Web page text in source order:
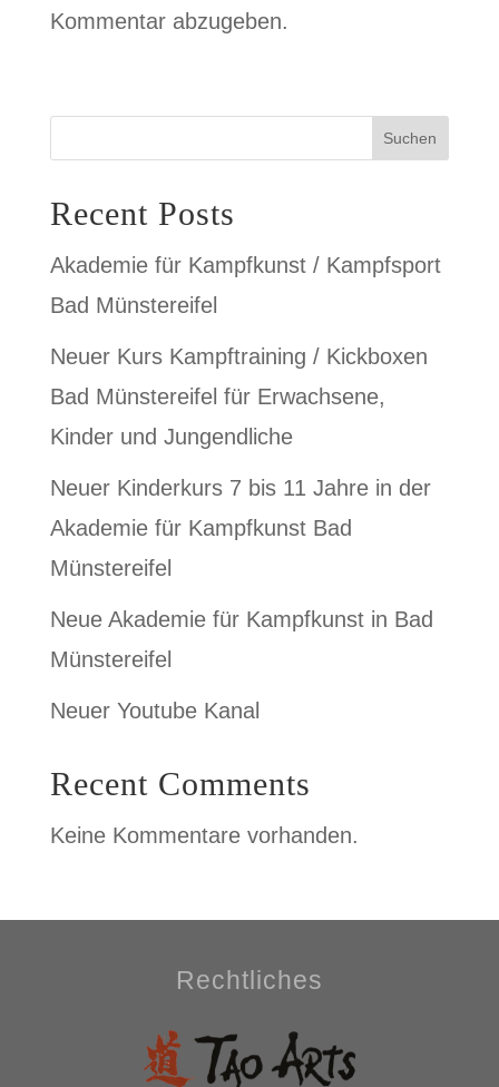
Kommentar abzugeben.
Suchen
Recent Posts
Akademie für Kampfkunst / Kampfsport
Bad Münstereifel
Neuer Kurs Kampftraining / Kickboxen
Bad Münstereifel für Erwachsene,
Kinder und Jungendliche
Neuer Kinderkurs 7 bis 11 Jahre in der
Akademie für Kampfkunst Bad
Münstereifel
Neue Akademie für Kampfkunst in Bad
Münstereifel
Neuer Youtube Kanal
Recent Comments
Keine Kommentare vorhanden.
Rechtliches